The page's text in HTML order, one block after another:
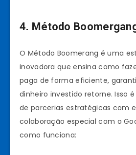
4. Método
O Método Boomerang é uma
inovadora que ensina como
paga de forma eficiente,
dinheiro investido retorne. Isso
de parcerias estratégicas com
colaboração especial com o
como funciona: